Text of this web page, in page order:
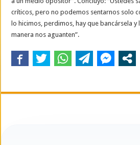
críticos, pero no podemos sentarnos solo
lo hicimos, perdimos, hay que bancársela
manera nos aguanten”.